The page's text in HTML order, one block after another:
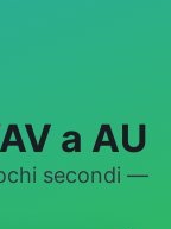
a AU
secondi —